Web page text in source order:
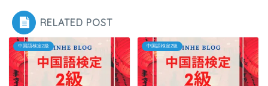
RELATED POST
中国語検定2級 中国語検定2級